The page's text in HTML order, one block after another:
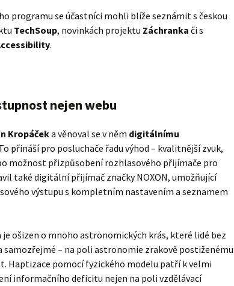
programu se účastníci mohli blíže seznámit s českou
TechSoup, novinkách projektu Záchranka či s
.
nejen webu
Kropáčeka věnoval se v něm digitálnímu
přináší pro posluchače řadu výhod – kvalitnější zvuk,
možnost přizpůsobení rozhlasového přijímače pro
také digitální přijímač značky NOXON, umožňující
výstupu s kompletním nastavením a seznamem
ošizen o mnoho astronomických krás, které lidé bez
samozřejmé – na poli astronomie zrakově postiženému
Haptizace pomocí fyzického modelu patří k velmi
informačního deficitu nejen na poli vzdělávací